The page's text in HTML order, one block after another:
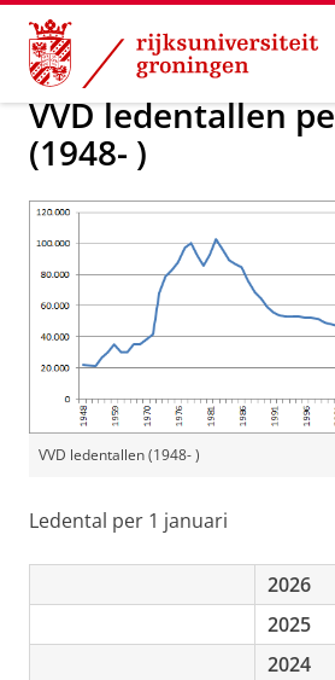
Skip
Content
Skip
Navigation
Onderzoek Uitgelicht
VVD ledentallen
(1948- )
VVD ledentallen (1948- )
Ledental per 1 januari
2026
2025
2024